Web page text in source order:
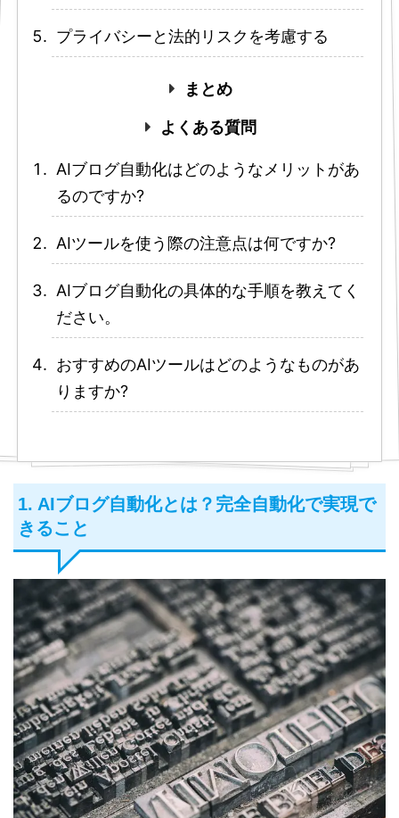
プライバシーと法的リスクを考慮する
まとめ
よくある質問
AIブログ自動化はどのようなメリットがあ
るのですか?
AIツールを使う際の注意点は何ですか?
AIブログ自動化の具体的な手順を教えてく
ださい。
おすすめのAIツールはどのようなものがあ
りますか?
1. AIブログ自動化とは？完全自動化で実現で
きること